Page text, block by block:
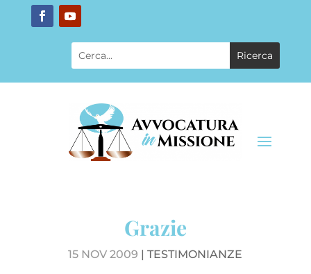
Grazie
15 NOV 2009 |TESTIMONIANZE